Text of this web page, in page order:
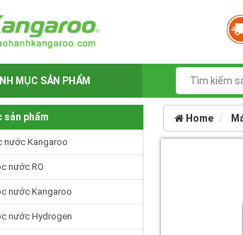
MỤC SẢN PHẨM
Home
sản phẩm
nước Kangaroo
nước RO
nước Kangaroo
nước Hydrogen